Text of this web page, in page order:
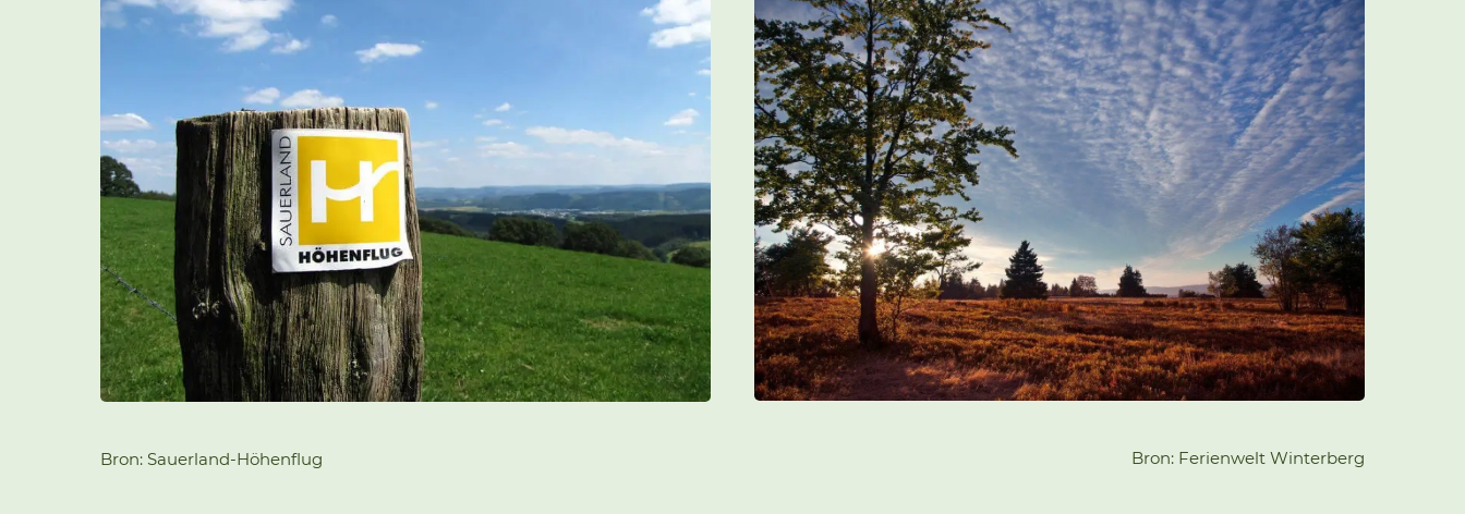
Bron: Sauerland-Höhenflug Bron: Ferienwelt Winterberg